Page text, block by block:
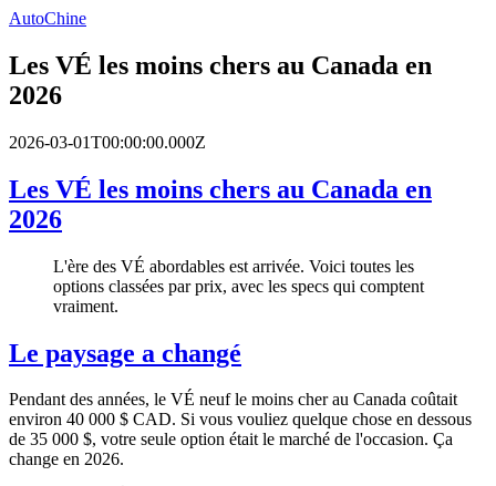
AutoChine
Les VÉ les moins chers au Canada en
2026
2026-03-01T00:00:00.000Z
Les VÉ les moins chers au Canada en
2026
L'ère des VÉ abordables est arrivée. Voici toutes les
options classées par prix, avec les specs qui comptent
vraiment.
Le paysage a changé
Pendant des années, le VÉ neuf le moins cher au Canada coûtait
environ 40 000 $ CAD. Si vous vouliez quelque chose en dessous
de 35 000 $, votre seule option était le marché de l'occasion. Ça
change en 2026.